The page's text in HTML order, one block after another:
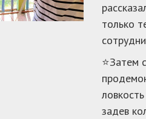
только
⭐️Затем
задев